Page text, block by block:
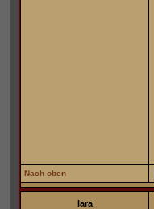
Nach oben
lara